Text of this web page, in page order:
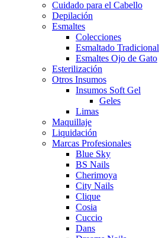
Cuidado para el Cabello
Depilación
Esmaltes
Colecciones
Esmaltado Tradicional
Esmaltes Ojo de Gato
Esterilización
Otros Insumos
Insumos Soft Gel
Geles
Limas
Maquillaje
Liquidación
Marcas Profesionales
Blue Sky
BS Nails
Cherimoya
City Nails
Clique
Cosia
Cuccio
Dans